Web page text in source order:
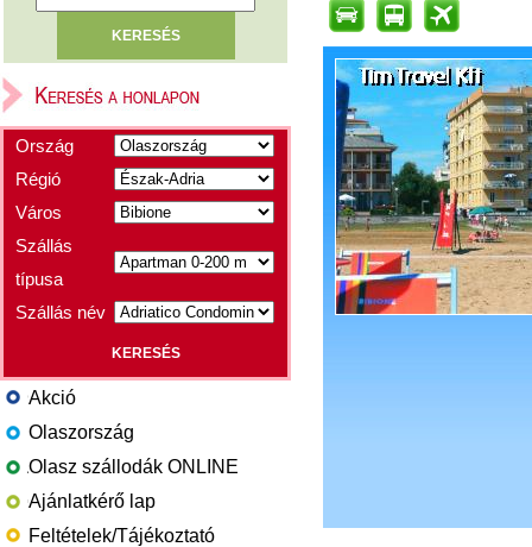
Ország
Régió
Város
Szállás
típusa
Szállás név
Akció
Olaszország
Olasz szállodák ONLINE
Ajánlatkérő lap
Feltételek/Tájékoztató